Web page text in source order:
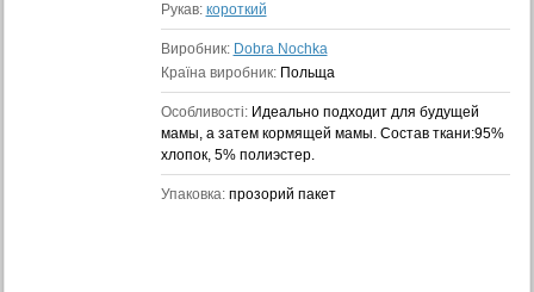
Рукав: короткий
Виробник: Dobra Nochka
Країна виробник: Польща
Особливості: Идеально подходит для будущей
мамы, а затем кормящей мамы. Состав ткани:95%
хлопок, 5% полиэстер.
Упаковка: прозорий пакет